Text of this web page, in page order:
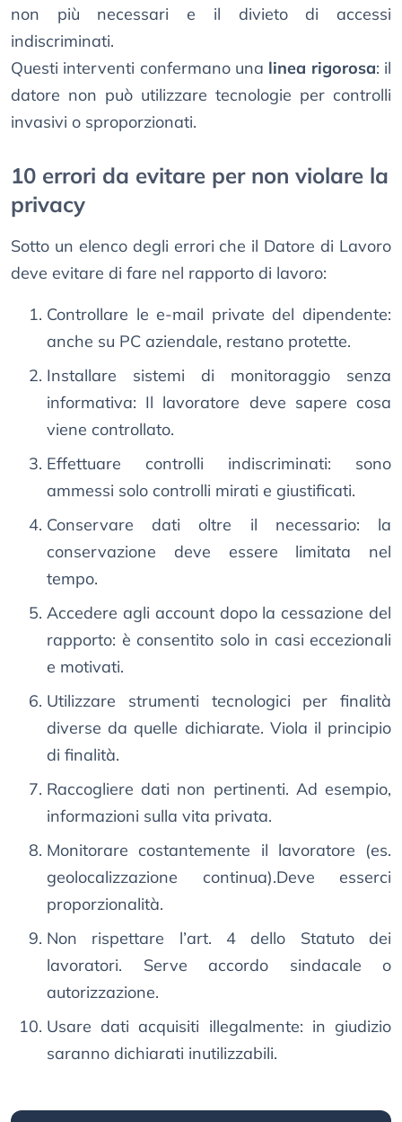
non più necessari e il divieto di accessi
indiscriminati.
Questi interventi confermano una linea rigorosa: il
datore non può utilizzare tecnologie per controlli
invasivi o sproporzionati.
10 errori da evitare per non violare la
privacy
Sotto un elenco degli errori che il Datore di Lavoro
deve evitare di fare nel rapporto di lavoro:
Controllare le e-mail private del dipendente:
anche su PC aziendale, restano protette.
Installare sistemi di monitoraggio senza
informativa: Il lavoratore deve sapere cosa
viene controllato.
Effettuare controlli indiscriminati: sono
ammessi solo controlli mirati e giustificati.
Conservare dati oltre il necessario: la
conservazione deve essere limitata nel
tempo.
Accedere agli account dopo la cessazione del
rapporto: è consentito solo in casi eccezionali
e motivati.
Utilizzare strumenti tecnologici per finalità
diverse da quelle dichiarate. Viola il principio
di finalità.
Raccogliere dati non pertinenti. Ad esempio,
informazioni sulla vita privata.
Monitorare costantemente il lavoratore (es.
geolocalizzazione continua).Deve esserci
proporzionalità.
Non rispettare l’art. 4 dello Statuto dei
lavoratori. Serve accordo sindacale o
autorizzazione.
Usare dati acquisiti illegalmente: in giudizio
saranno dichiarati inutilizzabili.